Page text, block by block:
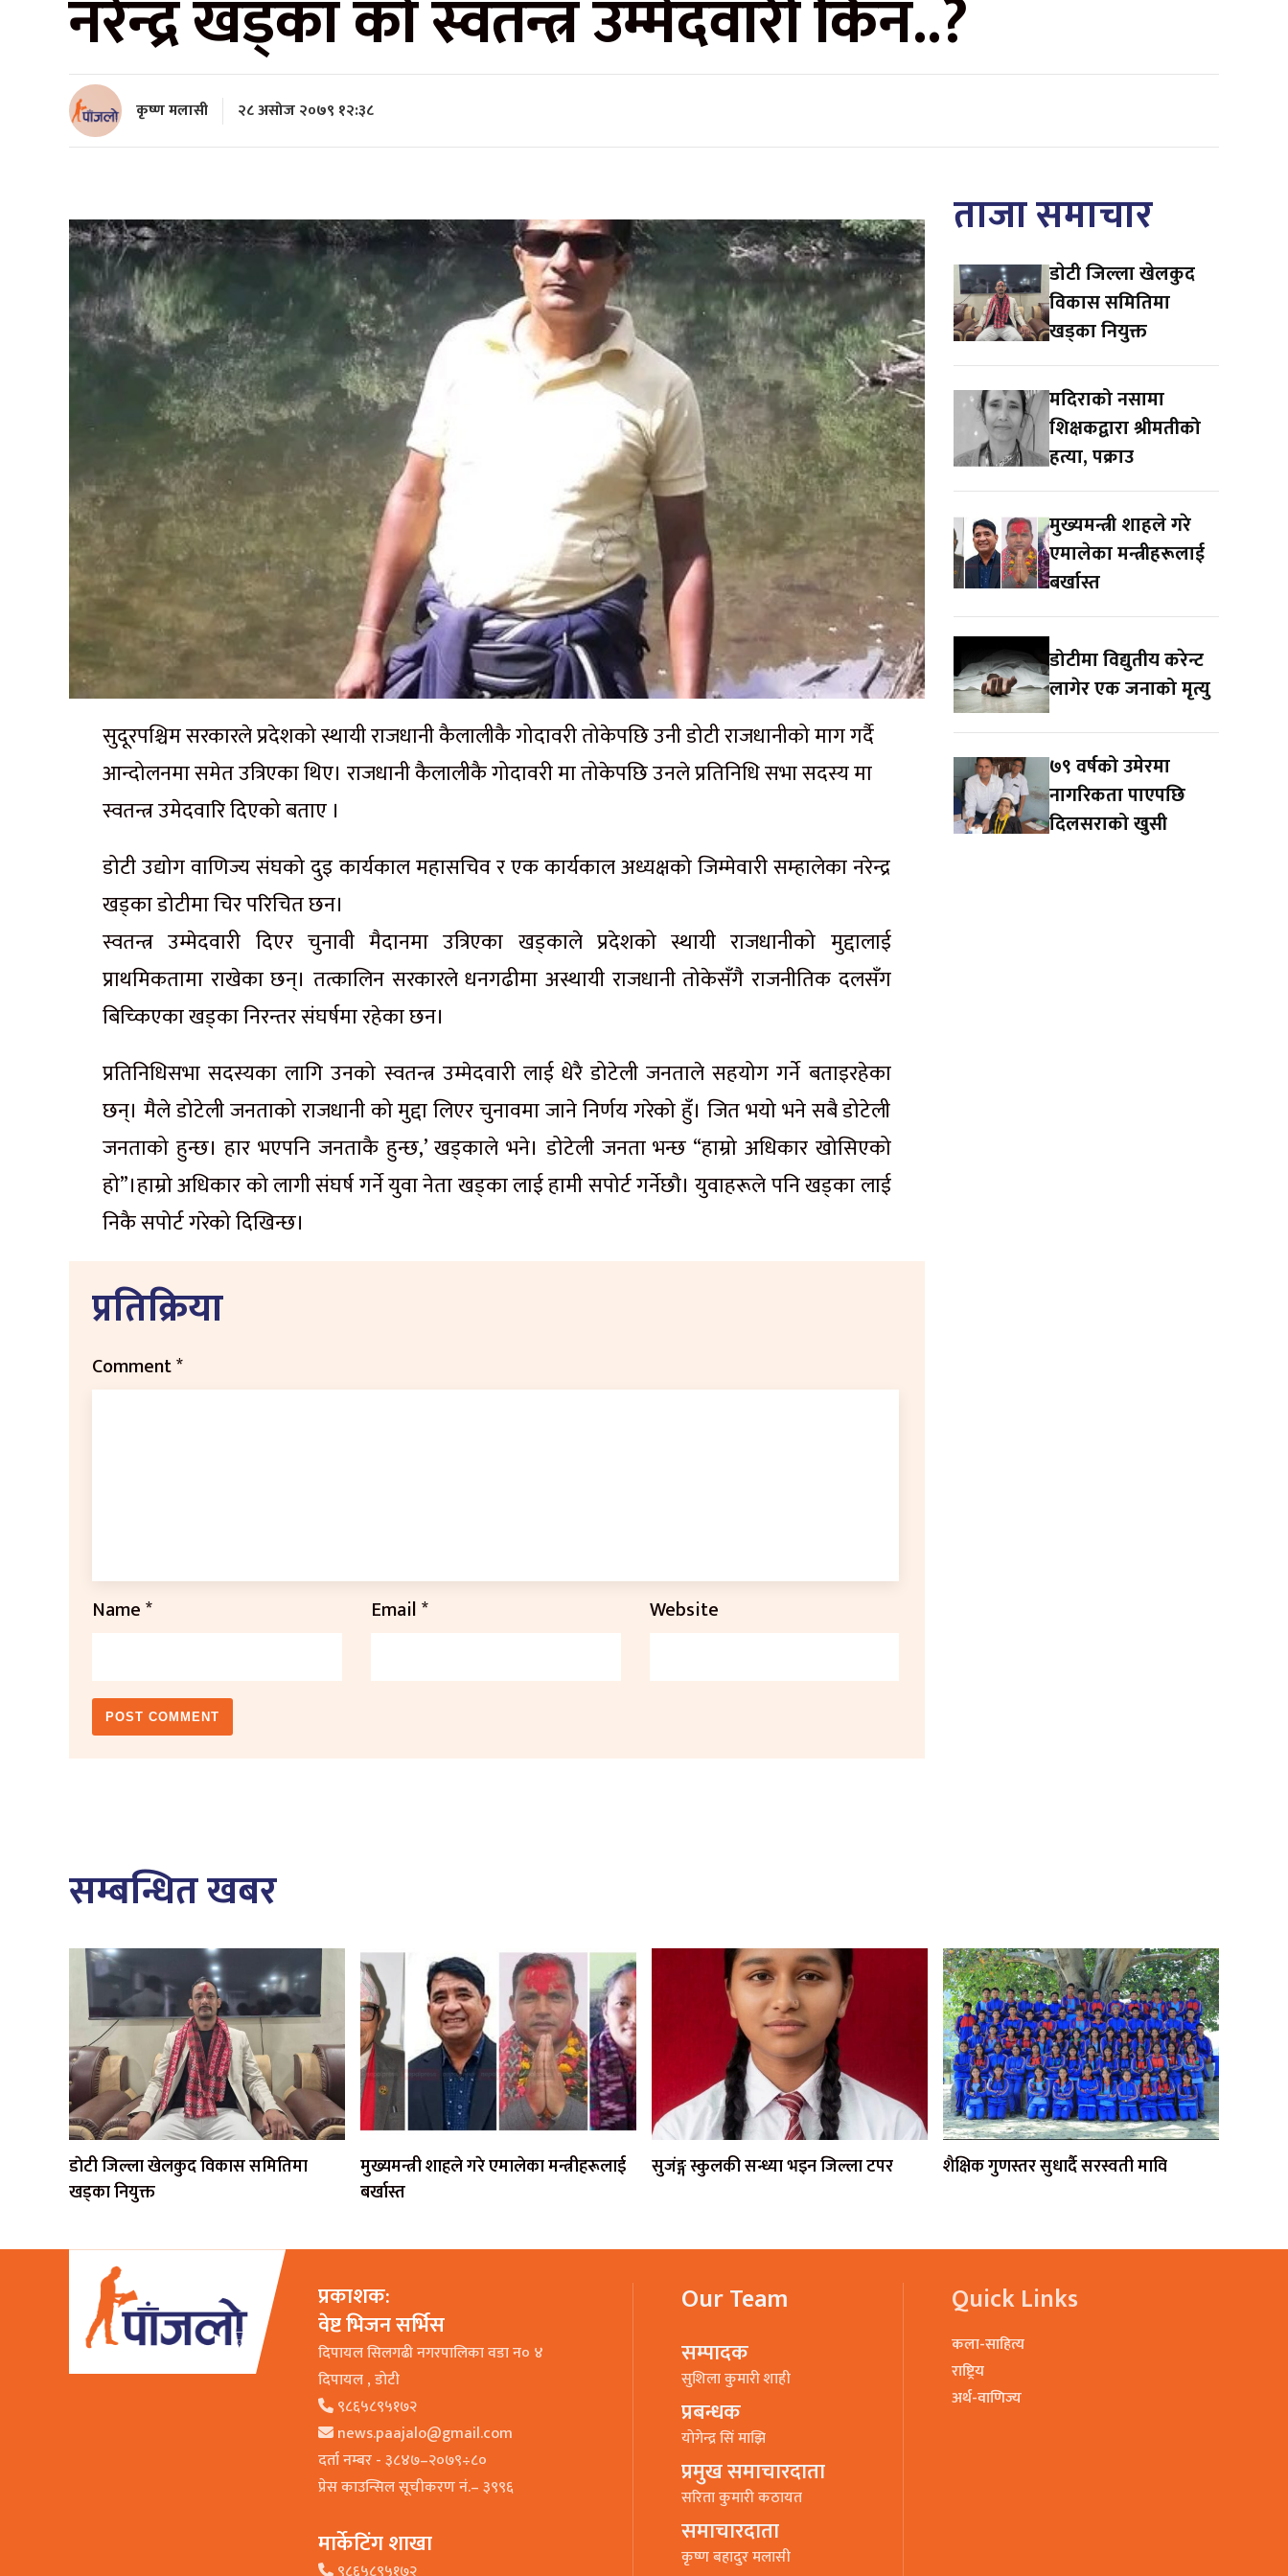
नरेन्द्र खड्का को स्वतन्त्र उम्मेदवारी किन..?
कृष्ण मलासी २८ असोज २०७९ १२:३८
सुदूरपश्चिम सरकारले प्रदेशको स्थायी राजधानी कैलालीकै गोदावरी तोकेपछि उनी डोटी राजधानीको माग गर्दै
आन्दोलनमा समेत उत्रिएका थिए। राजधानी कैलालीकै गोदावरी मा तोकेपछि उनले प्रतिनिधि सभा सदस्य मा
स्वतन्त्र उमेदवारि दिएको बताए ।
डोटी उद्योग वाणिज्य संघको दुइ कार्यकाल महासचिव र एक कार्यकाल अध्यक्षको जिम्मेवारी सम्हालेका नरेन्द्र
खड्का डोटीमा चिर परिचित छन।
स्वतन्त्र उम्मेदवारी दिएर चुनावी मैदानमा उत्रिएका खड्काले प्रदेशको स्थायी राजधानीको मुद्दालाई
प्राथमिकतामा राखेका छन्। तत्कालिन सरकारले धनगढीमा अस्थायी राजधानी तोकेसँगै राजनीतिक दलसँग
बिच्किएका खड्का निरन्तर संघर्षमा रहेका छन।
प्रतिनिधिसभा सदस्यका लागि उनको स्वतन्त्र उम्मेदवारी लाई धेरै डोटेली जनताले सहयोग गर्ने बताइरहेका
छन्। मैले डोटेली जनताको राजधानी को मुद्दा लिएर चुनावमा जाने निर्णय गरेको हुँ। जित भयो भने सबै डोटेली
जनताको हुन्छ। हार भएपनि जनताकै हुन्छ,’ खड्काले भने। डोटेली जनता भन्छ “हाम्रो अधिकार खोसिएको
हो”।हाम्रो अधिकार को लागी संघर्ष गर्ने युवा नेता खड्का लाई हामी सपोर्ट गर्नेछौ। युवाहरूले पनि खड्का लाई
निकै सपोर्ट गरेको दिखिन्छ।
प्रतिक्रिया
Comment*
Name* Email* Website
ताजा समाचार
डाेटी जिल्ला खेलकुद
विकास समितिमा
खड्का नियुक्त
मदिराको नसामा
शिक्षकद्वारा श्रीमतीको
हत्या, पक्राउ
मुख्यमन्त्री शाहले गरे
एमालेका मन्त्रीहरूलाई
बर्खास्त
डोटीमा विद्युतीय करेन्ट
लागेर एक जनाको मृत्यु
७९ वर्षको उमेरमा
नागरिकता पाएपछि
दिलसराको खुसी
सम्बन्धित खबर
डाेटी जिल्ला खेलकुद विकास समितिमा
खड्का नियुक्त
मुख्यमन्त्री शाहले गरे एमालेका मन्त्रीहरूलाई
बर्खास्त
सुजंङ्ग स्कुलकी सन्ध्या भइन जिल्ला टपर शैक्षिक गुणस्तर सुधार्दै सरस्वती मावि
प्रकाशक:
वेष्ट भिजन सर्भिस
दिपायल सिलगढी नगरपालिका वडा न० ४
दिपायल , डाेटी
९८६५८९५१७२
news.paajalo@gmail.com
दर्ता नम्बर - ३८४७–२०७९÷८०
प्रेस काउन्सिल सूचीकरण नं.– ३९९६
मार्केटिंग शाखा
Our Team
सम्पादक
सुशिला कुमारी शाही
प्रबन्धक
याेगेन्द्र सिं माझि
प्रमुख समाचारदाता
सरिता कुमारी कठायत
समाचारदाता
कृष्ण बहादुर मलासी
Quick Links
कला-साहित्य
राष्ट्रिय
अर्थ-वाणिज्य